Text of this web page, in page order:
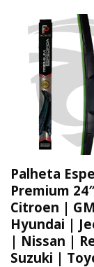
Palheta
Premium
Citroen |
Hyundai |
| Nissan |
Suzuki |